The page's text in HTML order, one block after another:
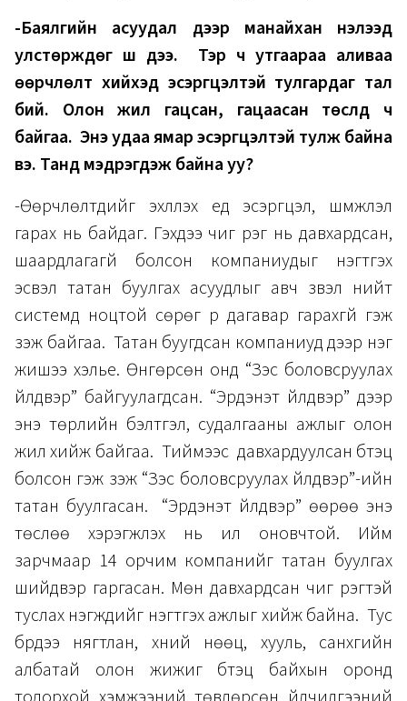
-Баялгийн асуудал дээр манайхан нэлээд
улстөрждөг шүү дээ. Тэр ч утгаараа аливаа
өөрчлөлт хийхэд эсэргүүцэлтэй тулгардаг тал
бий. Олон жил гацсан, гацаасан төслүүд ч
байгаа. Энэ удаа ямар эсэргүүцэлтэй тулж байна
вэ. Танд мэдрэгдэж байна уу?
-Өөрчлөлтүүдийг эхлүүлэх үед эсэргүүцэл, шүүмжлэл
гарах нь байдаг. Гэхдээ чиг үүрэг нь давхардсан,
шаардлагагүй болсон компаниудыг нэгтгэх
эсвэл татан буулгах асуудлыг авч үзвэл нийт
системд ноцтой сөрөг үр дагавар гарахгүй гэж
үзэж байгаа. Татан буугдсан компаниуд дээр нэг
жишээ хэлье. Өнгөрсөн онд “Зэс боловсруулах
үйлдвэр” байгуулагдсан. “Эрдэнэт үйлдвэр” дээр
энэ төрлийн бэлтгэл, судалгааны ажлыг олон
жил хийж байгаа. Тиймээс давхардуулсан бүтэц
болсон гэж үзэж “Зэс боловсруулах үйлдвэр”-ийн
татан буулгасан. “Эрдэнэт үйлдвэр” өөрөө энэ
төслөө хэрэгжүүлэх нь илүү оновчтой. Ийм
зарчмаар 14 орчим компанийг татан буулгах
шийдвэр гаргасан. Мөн давхардсан чиг үүрэгтэй
туслах нэгжүүдийг нэгтгэх ажлыг хийж байна. Тус
бүрдээ нягтлан, хүний нөөц, хууль, санхүүгийн
албатай олон жижиг бүтэц байхын оронд